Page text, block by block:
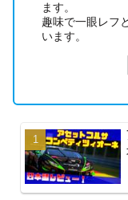
ます。
趣味で一眼レフ
います。